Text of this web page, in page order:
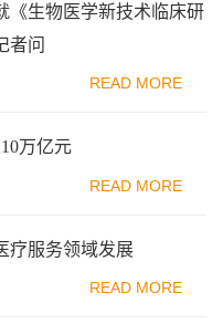
《生物医学新技术临床研
者问
READ MORE
万亿元
READ MORE
疗服务领域发展
READ MORE